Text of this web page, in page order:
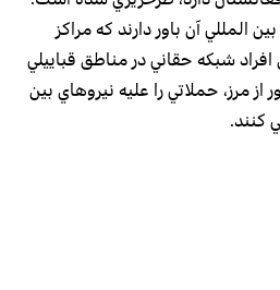
المللي آن باور دارند كه مراكز
شبكه حقاني در مناطق قباييلي
مرز، حملاتي را عليه نيروهاي بين
كنند.